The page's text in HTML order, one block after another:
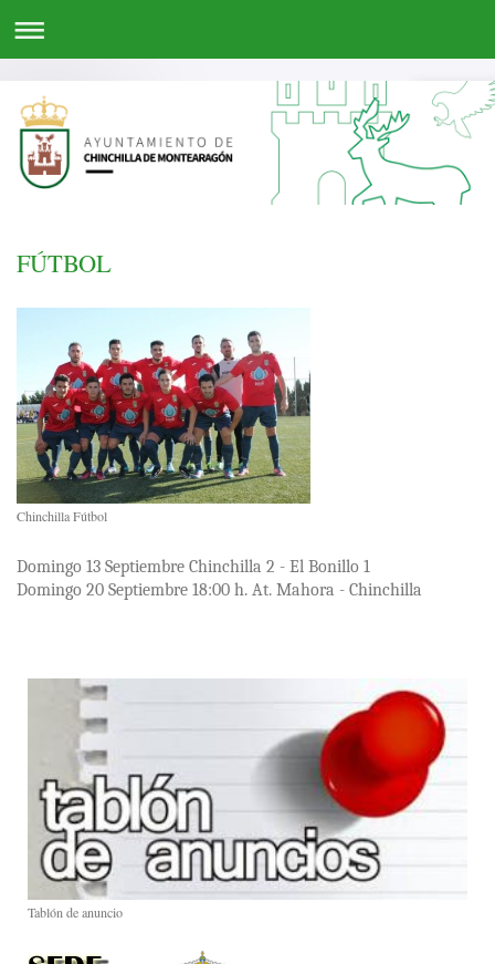
FÚTBOL
Chinchilla Fútbol
Domingo 13 Septiembre Chinchilla 2 - El Bonillo 1
Domingo 20 Septiembre 18:00 h. At. Mahora - Chinchilla
Tablón de anuncio